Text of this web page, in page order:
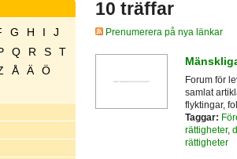
G H I
J
Q R S
T
Å Ä
Ö
10 träffar
Prenumerera på nya länkar
Forum för
samlat
flyktingar,
Taggar:
rättigheter,
rättigheter